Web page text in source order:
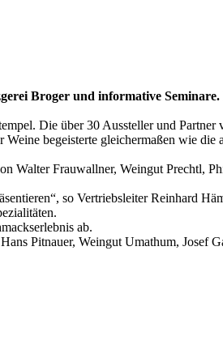
Broger und informative Seminare.
Die über 30 Aussteller und Partner
begeisterte gleichermaßen wie die
Walter Frauwallner, Weingut Prechtl,
so Vertriebsleiter Reinhard
ab.
Pitnauer, Weingut Umathum, Josef